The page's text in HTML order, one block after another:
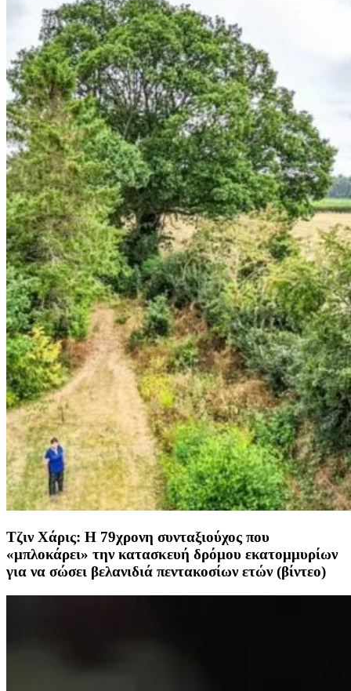
Τζιν Χάρις: Η 79χρονη συνταξιούχος που
«μπλοκάρει» την κατασκευή δρόμου εκατομμυρίων
για να σώσει βελανιδιά πεντακοσίων ετών (βίντεο)